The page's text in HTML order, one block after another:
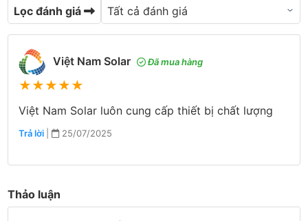
Lọc đánh giá
Việt Nam Solar Đã mua hàng
★★★★★
Việt Nam Solar luôn cung cấp thiết bị chất lượng
Trả lời | 25/07/2025
Thảo luận